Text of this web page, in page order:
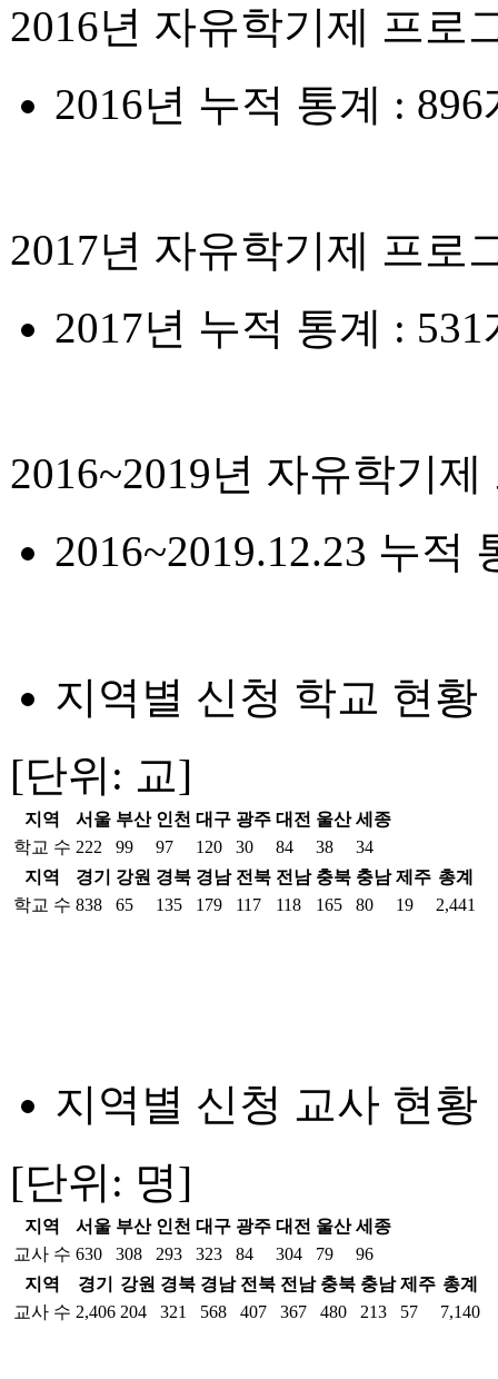
2016년 자유학기제 프로
2016년 누적 통계 :
2017년 자유학기제 프로
2017년 누적 통계 :
2016~2019년 자유학기
2016~2019.12.23 누적
지역별 신청 학교 현황
[단위: 교]
지역 서울 부산 인천 대구 광주 대전 울산 세종
학교 수 222 99 97 120 30 84 38
34
지역
경기 강원 경북 경남 전북 전남 충북 충남 제주 총계
학교 수 838 65 135 179 117 118 165 80 19 2,441
지역별 신청 교사 현황
[단위: 명]
지역 서울 부산 인천 대구 광주 대전 울산 세종
교사 수 630 308 293 323 84 304 79
96
지역
경기 강원 경북 경남 전북 전남 충북 충남 제주 총계
교사 수 2,406 204 321 568 407 367 480 213 57 7,140